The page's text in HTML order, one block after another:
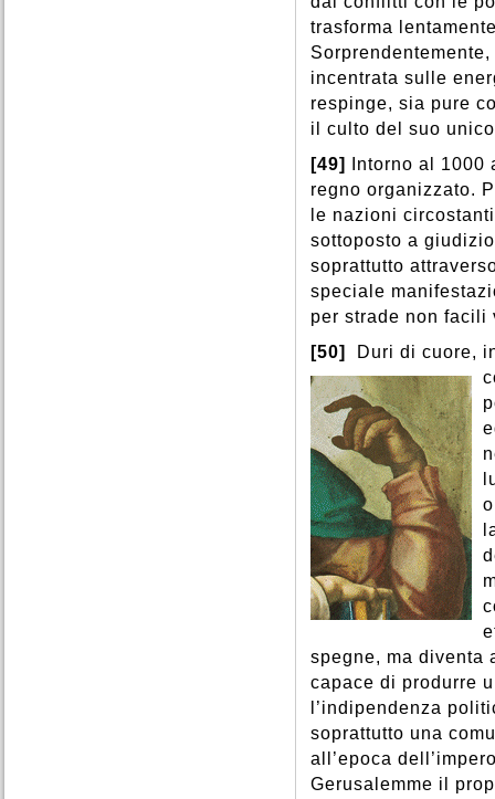
trasforma
incentrata sulle
respinge, sia pure
il culto del suo
[49]
Intorno al
regno organizzato.
le nazioni
sottoposto a
soprattutto
speciale
per strade non facili
[50]
Duri di cuore,
spegne, ma diventa
capace di produrre
l’indipendenza
soprattutto una
all’epoca
Gerusalemme il